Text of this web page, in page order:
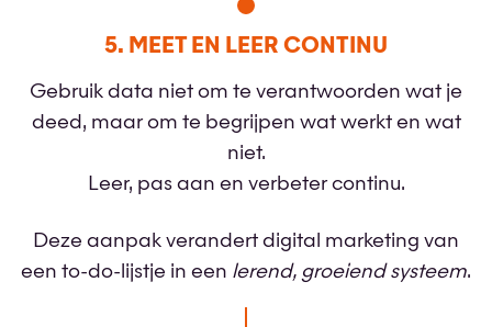
5. MEET EN LEER CONTINU
Gebruik data niet om te verantwoorden wat je
deed, maar om te begrijpen wat werkt en wat
niet.
Leer, pas aan en verbeter continu.
Deze aanpak verandert digital marketing van
een to-do-lijstje in een lerend, groeiend systeem.